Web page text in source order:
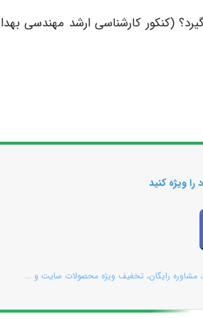
(کنکور کارشناسی ارشد مهندسی
ویژه کنید
مشاوره رایگان، تخفیف ویژه محصولات سایت و ...